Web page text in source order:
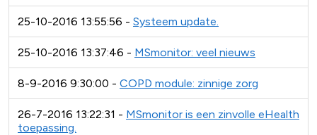
25-10-2016 13:55:56 - Systeem update.
25-10-2016 13:37:46 - MSmonitor: veel nieuws
8-9-2016 9:30:00 - COPD module: zinnige zorg
26-7-2016 13:22:31 - MSmonitor is een zinvolle eHealth
toepassing.